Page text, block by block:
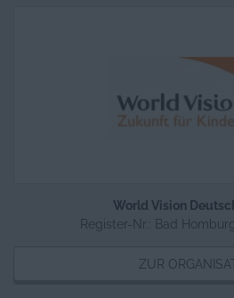
Burundi: Kinder
Bangladesch:
World Vision
Register-Nr.: Bad
ZUR